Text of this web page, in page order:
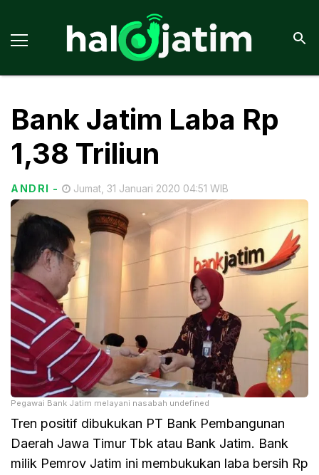
Bank Jatim Laba Rp
1,38 Triliun
ANDRI - Jumat, 31 Januari 2020 04:51 WIB
Pegawai Bank Jatim melayani nasabah undefined
Tren positif dibukukan PT Bank Pembangunan
Daerah Jawa Timur Tbk atau Bank Jatim. Bank
milik Pemrov Jatim ini membukukan laba bersih Rp